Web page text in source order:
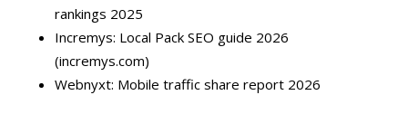
rankings 2025
Incremys: Local Pack SEO guide 2026
(incremys.com)
Webnyxt: Mobile traffic share report 2026